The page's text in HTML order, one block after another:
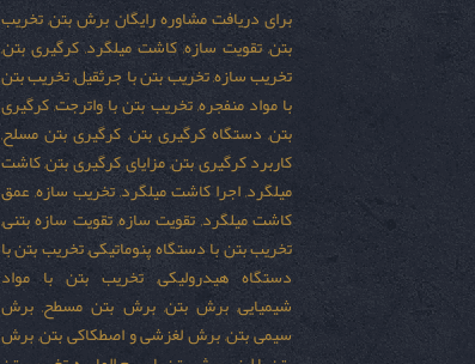
برای دریافت مشاوره رایگان برش بتن, تخریب
بتن, تقویت سازه, کاشت میلگرد, کرگیری بتن,
تخریب سازه, تخریب بتن با جرثقیل, تخریب بتن
با مواد منفجره, تخریب بتن با واترجت, کرگیری
بتن, دستگاه کرگیری بتن, کرگیری بتن مسلح,
کاربرد کرگیری بتن, مزایای کرگیری بتن, کاشت
میلگرد, اجرا کاشت میلگرد, تخریب سازه, عمق
کاشت میلگرد, تقویت سازه, تقویت سازه بتنی,
تخریب بتن با دستگاه پنوماتیکی, تخریب بتن با
دستگاه هیدرولیکی, تخریب بتن با مواد
شیمیایی, برش بتن, برش بتن مسطح, برش
سیمی بتن, برش لغزشی و اصطکاکی بتن, برش